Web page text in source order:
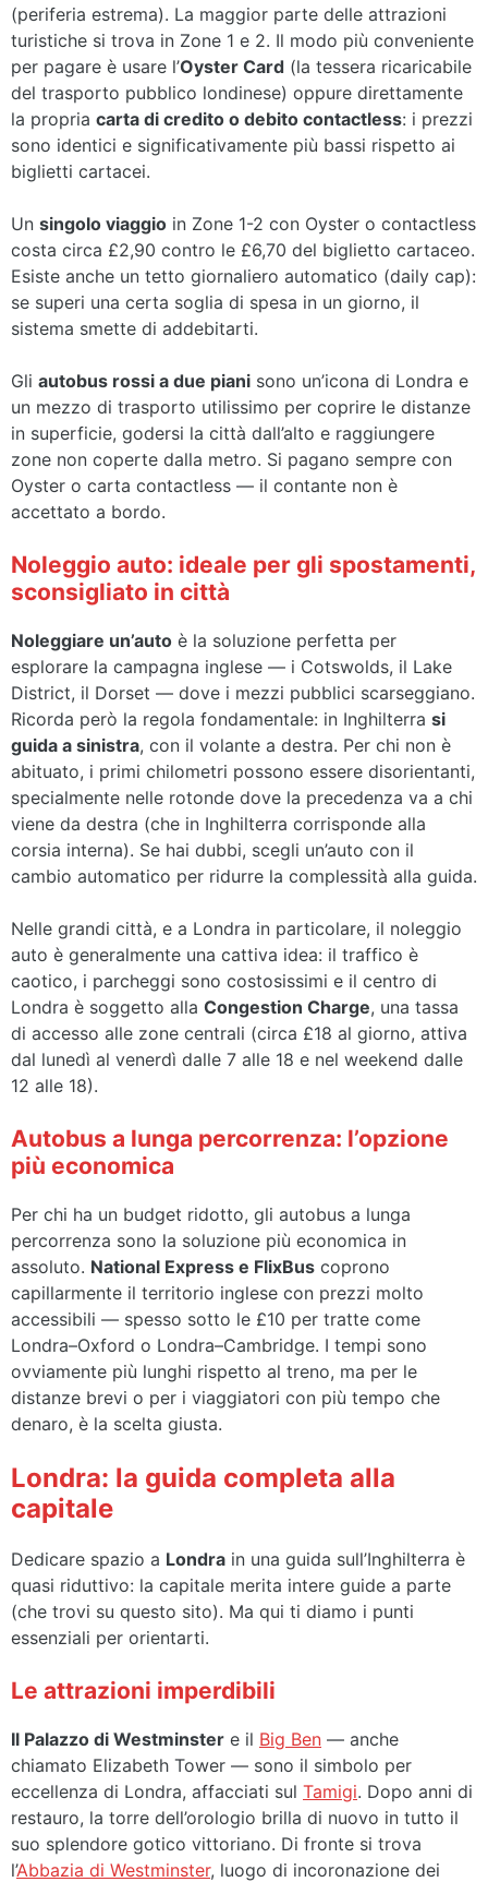
(periferia estrema). La maggior parte delle attrazioni
turistiche si trova in Zone 1 e 2. Il modo più conveniente
per pagare è usare l’Oyster Card (la tessera ricaricabile
del trasporto pubblico londinese) oppure direttamente
la propria carta di credito o debito contactless: i prezzi
sono identici e significativamente più bassi rispetto ai
biglietti cartacei.
Un singolo viaggio in Zone 1-2 con Oyster o contactless
costa circa £2,90 contro le £6,70 del biglietto cartaceo.
Esiste anche un tetto giornaliero automatico (daily cap):
se superi una certa soglia di spesa in un giorno, il
sistema smette di addebitarti.
Gli autobus rossi a due piani sono un’icona di Londra e
un mezzo di trasporto utilissimo per coprire le distanze
in superficie, godersi la città dall’alto e raggiungere
zone non coperte dalla metro. Si pagano sempre con
Oyster o carta contactless — il contante non è
accettato a bordo.
Noleggio auto: ideale per gli spostamenti,
sconsigliato in città
Noleggiare un’auto è la soluzione perfetta per
esplorare la campagna inglese — i Cotswolds, il Lake
District, il Dorset — dove i mezzi pubblici scarseggiano.
Ricorda però la regola fondamentale: in Inghilterra si
guida a sinistra, con il volante a destra. Per chi non è
abituato, i primi chilometri possono essere disorientanti,
specialmente nelle rotonde dove la precedenza va a chi
viene da destra (che in Inghilterra corrisponde alla
corsia interna). Se hai dubbi, scegli un’auto con il
cambio automatico per ridurre la complessità alla guida.
Nelle grandi città, e a Londra in particolare, il noleggio
auto è generalmente una cattiva idea: il traffico è
caotico, i parcheggi sono costosissimi e il centro di
Londra è soggetto alla Congestion Charge, una tassa
di accesso alle zone centrali (circa £18 al giorno, attiva
dal lunedì al venerdì dalle 7 alle 18 e nel weekend dalle
12 alle 18).
Autobus a lunga percorrenza: l’opzione
più economica
Per chi ha un budget ridotto, gli autobus a lunga
percorrenza sono la soluzione più economica in
assoluto. National Express e FlixBus coprono
capillarmente il territorio inglese con prezzi molto
accessibili — spesso sotto le £10 per tratte come
Londra–Oxford o Londra–Cambridge. I tempi sono
ovviamente più lunghi rispetto al treno, ma per le
distanze brevi o per i viaggiatori con più tempo che
denaro, è la scelta giusta.
Londra: la guida completa alla
capitale
Dedicare spazio a Londra in una guida sull’Inghilterra è
quasi riduttivo: la capitale merita intere guide a parte
(che trovi su questo sito). Ma qui ti diamo i punti
essenziali per orientarti.
Le attrazioni imperdibili
Il Palazzo di Westminster e il Big Ben — anche
chiamato Elizabeth Tower — sono il simbolo per
eccellenza di Londra, affacciati sul Tamigi. Dopo anni di
restauro, la torre dell’orologio brilla di nuovo in tutto il
suo splendore gotico vittoriano. Di fronte si trova
l’Abbazia di Westminster, luogo di incoronazione dei